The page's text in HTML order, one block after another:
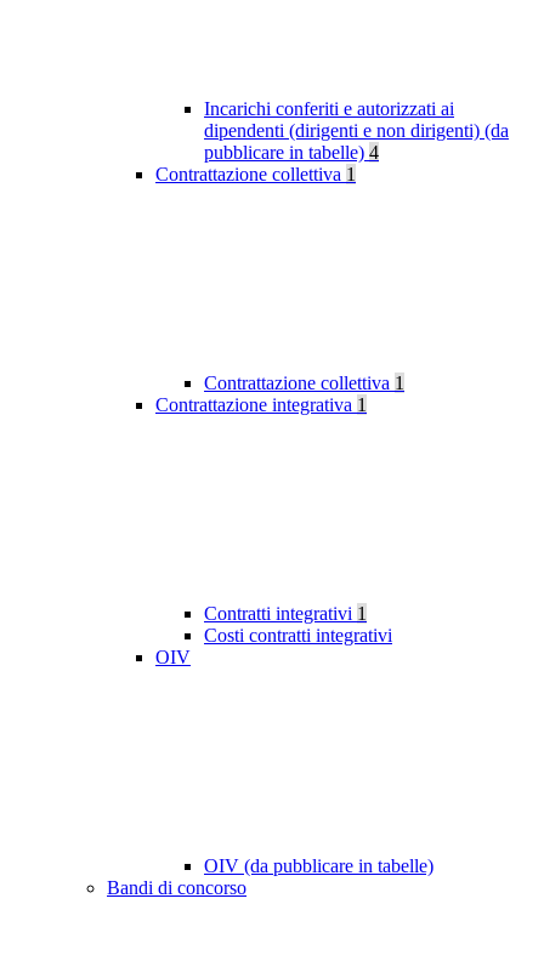
Incarichi conferiti e autorizzati ai
dipendenti (dirigenti e non dirigenti) (da
pubblicare in tabelle) 4
Contrattazione collettiva 1
Contrattazione collettiva 1
Contrattazione integrativa 1
Contratti integrativi 1
Costi contratti integrativi
OIV
OIV (da pubblicare in tabelle)
Bandi di concorso